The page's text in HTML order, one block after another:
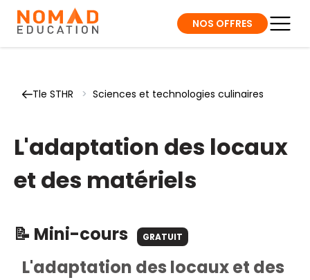
NOS OFFRES
Tle STHR > Sciences et technologies culinaires
L'adaptation des locaux
et des matériels
📝 Mini-cours GRATUIT
L'adaptation des locaux et des